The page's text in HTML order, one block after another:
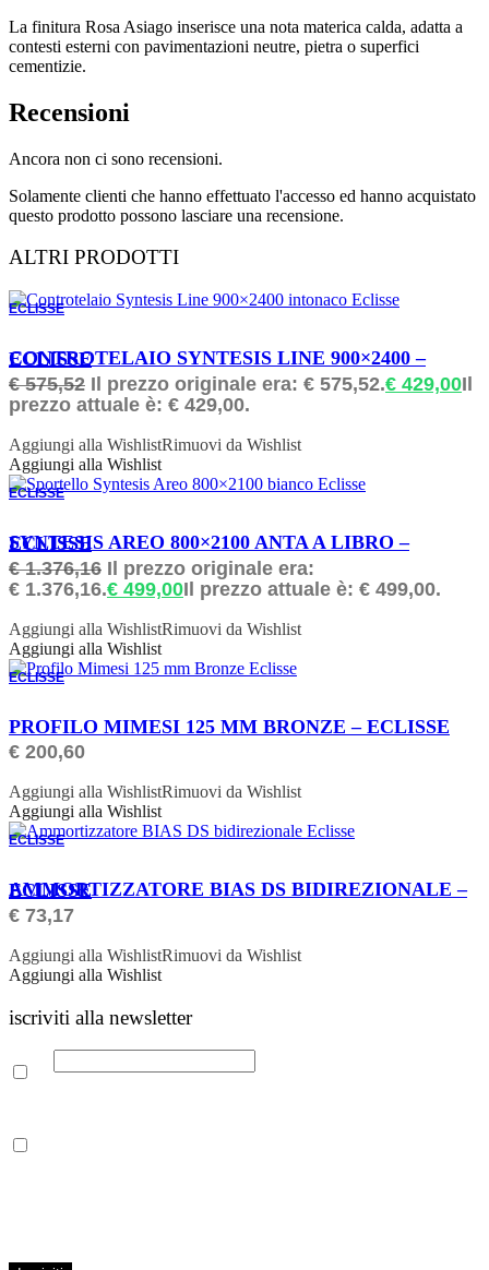
La finitura Rosa Asiago inserisce una nota materica calda, adatta a
contesti esterni con pavimentazioni neutre, pietra o superfici
cementizie.
Recensioni
Ancora non ci sono recensioni.
Solamente clienti che hanno effettuato l'accesso ed hanno acquistato
questo prodotto possono lasciare una recensione.
ALTRI PRODOTTI
ECLISSE
ORDINABILE
CONTROTELAIO SYNTESIS LINE 900×2400 – ECLISSE
€575,52 Il prezzo originale era: € 575,52.€ 429,00Il
prezzo attuale è: € 429,00.
Aggiungi alla WishlistRimuovi da Wishlist
Aggiungi alla Wishlist
ECLISSE
ORDINABILE
SYNTESIS AREO 800×2100 ANTA A LIBRO – ECLISSE
€1.376,16 Il prezzo originale era:
€ 1.376,16.€ 499,00Il prezzo attuale è: € 499,00.
Aggiungi alla WishlistRimuovi da Wishlist
Aggiungi alla Wishlist
ECLISSE
ORDINABILE
PROFILO MIMESI 125 MM BRONZE – ECLISSE
€ 200,60
Aggiungi alla WishlistRimuovi da Wishlist
Aggiungi alla Wishlist
ECLISSE
ORDINABILE
AMMORTIZZATORE BIAS DS BIDIREZIONALE – ECLISSE
€ 73,17
Aggiungi alla WishlistRimuovi da Wishlist
Aggiungi alla Wishlist
iscriviti alla newsletter
Email